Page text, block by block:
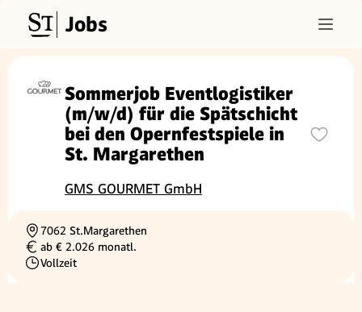
Jobs
Sommerjob Eventlogistiker
(m/w/d) für die Spätschicht
bei den Opernfestspiele in
St. Margarethen
GMS GOURMET GmbH
Ortschaft
7062 St.Margarethen
Gehalt
ab € 2.026 monatl.
Beschäftigungsart
Vollzeit